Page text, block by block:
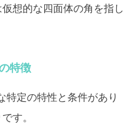
想的な四面体の角を指し
特徴
特定の特性と条件があり
す。